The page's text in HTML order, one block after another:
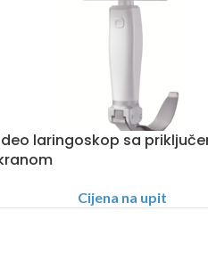
laringoskop sa
Cijena na upit